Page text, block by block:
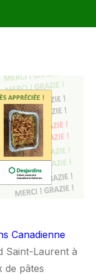
Canadienne
Saint-Laurent à
de pâtes